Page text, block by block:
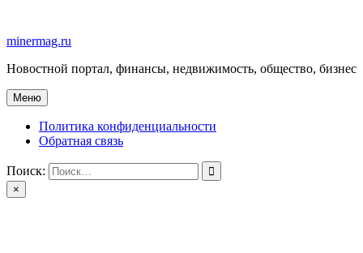
содержимому
minermag.ru
Новостной портал, финансы, недвижимость, общество, бизнес
Меню
Политика конфиденциальности
Обратная связь
Поиск:
×